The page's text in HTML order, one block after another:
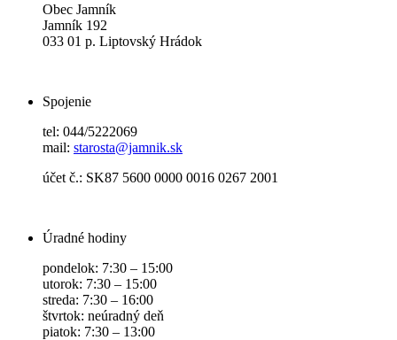
Obec Jamník
Jamník 192
033 01 p. Liptovský Hrádok
Spojenie
tel: 044/5222069
mail: starosta@jamnik.sk
účet č.: SK87 5600 0000 0016 0267 2001
Úradné hodiny
pondelok: 7:30 – 15:00
utorok: 7:30 – 15:00
streda: 7:30 – 16:00
štvrtok: neúradný deň
piatok: 7:30 – 13:00